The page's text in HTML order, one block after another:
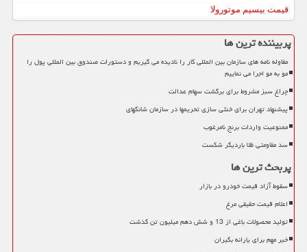
قیمت بیسیم موتورولا
پربیننده ترین ها
مقاوله نامه های سازمان بین المللی کار را نادیده می گیریم و دستورات صندوق بین المللی پول را
مو به مو اجرا می نماییم
چراغ سبز مشروط برای برگشت سهام عدالت
پیشنهاد تهران برای خنثی سازی تحریمها در سازمان شانگهای
ممنوعیت واردات برنج نامرغوب
سد مقاومتی ظلا باردیگر شکست
پربحث ترین ها
سقوط آزاد قیمت خودرو در بازار
اعلام قیمت حقیقی مرغ
تولید محصولات باغی از 13 و شش دهم میلیون تن گذشت
خبر مهم برای یارانه بگیران